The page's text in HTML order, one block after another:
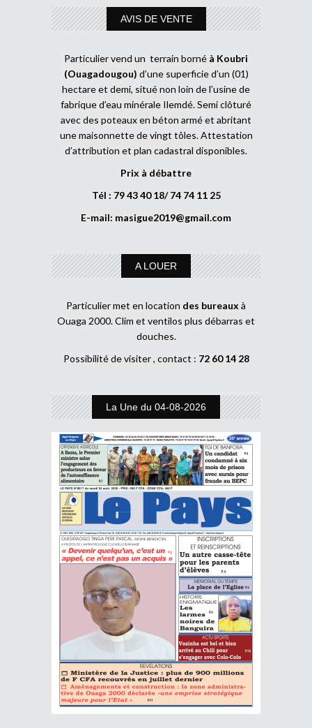
AVIS DE VENTE
Particulier vend un terrain borné à Koubri
(Ouagadougou) d’une superficie d’un (01)
hectare et demi, situé non loin de l’usine de
fabrique d’eau minérale Ilemdé. Semi clôturé
avec des poteaux en béton armé et abritant
une maisonnette de vingt tôles. Attestation
d’attribution et plan cadastral disponibles.
Prix à débattre
Tél : 79 43 40 18/ 74 74 11 25
E-mail: masigue2019@gmail.com
A LOUER
Particulier met en location des bureaux à
Ouaga 2000. Clim et ventilos plus débarras et
douches.
Possibilité de visiter , contact : 72 60 14 28
La Une du 04-08-2026